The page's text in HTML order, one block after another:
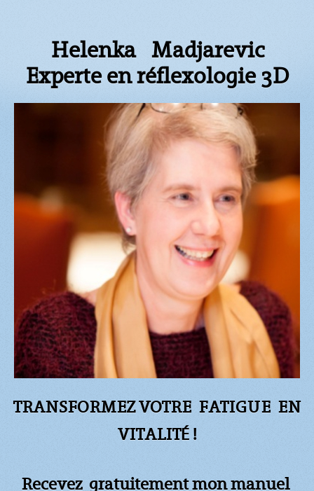
Helenka Madjarevic
Experte en réflexologie 3D
TRANSFORMEZ VOTRE FATIGUE EN
VITALITÉ !
Recevez gratuitement mon manuel